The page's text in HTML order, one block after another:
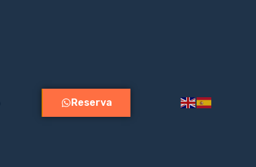
Reserva